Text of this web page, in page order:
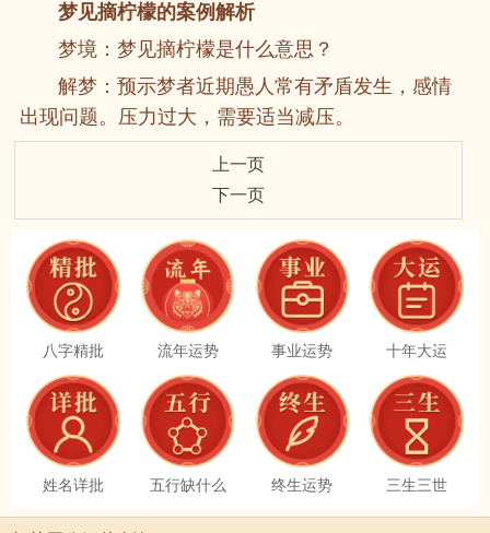
梦见摘柠檬的案例解析
梦境：梦见摘柠檬是什么意思？
解梦：预示梦者近期愚人常有矛盾发生，感情
出现问题。压力过大，需要适当减压。
上一页
下一页
八字精批 流年运势 事业运势 十年大运
姓名详批 五行缺什么 终生运势 三生三世